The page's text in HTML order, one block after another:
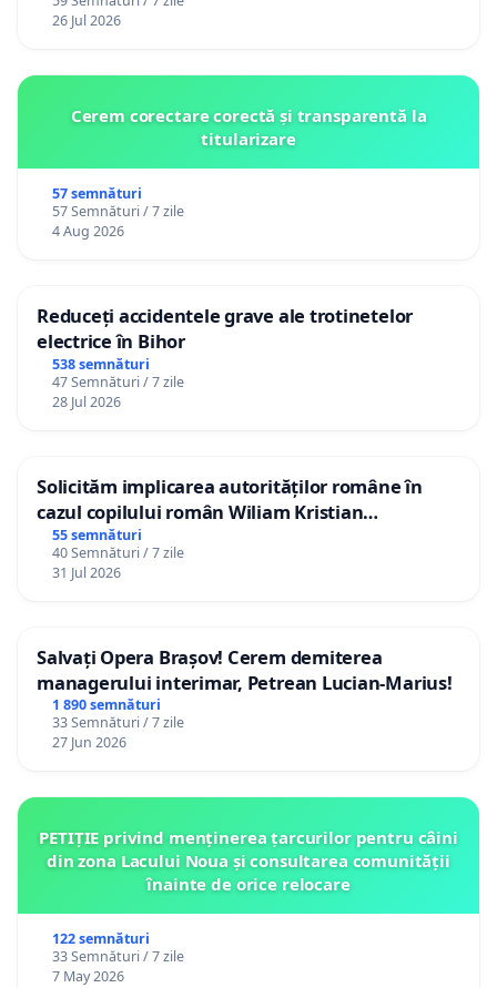
26 Jul 2026
Cerem corectare corectă și transparentă la
titularizare
57 semnături
57 Semnături / 7 zile
4 Aug 2026
Reduceți accidentele grave ale trotinetelor
electrice în Bihor
538 semnături
47 Semnături / 7 zile
28 Jul 2026
Solicităm implicarea autorităților române în
cazul copilului român Wiliam Kristian
Gheorghe, aflat în plasament în Danemarca de
12 ani
55 semnături
40 Semnături / 7 zile
31 Jul 2026
Salvați Opera Brașov! Cerem demiterea
managerului interimar, Petrean Lucian-Marius!
1 890 semnături
33 Semnături / 7 zile
27 Jun 2026
PETIȚIE privind menținerea țarcurilor pentru câini
din zona Lacului Noua și consultarea comunității
înainte de orice relocare
122 semnături
33 Semnături / 7 zile
7 May 2026